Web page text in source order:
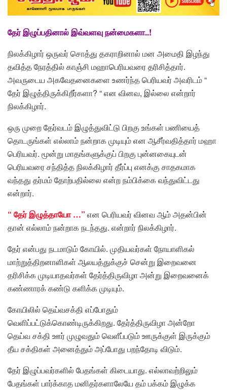
தேர் இழுப்பதினால் இவ்வளவு நன்மைகளா..!
நிலக்கிழார் ஒருவர் சொத்து தகராறினால் மன அமைதி இழந்து
தவித்த நேரத்தில் காஞ்சி மஹாபெரியவரை தரிசித்தார்.
அவருடைய அகவேதனைகளை உணர்ந்த பெரியவர் அவரிடம் “
தேர் இழுத்திருக்கிறீர்களா? “ என வினவ, இல்லை என்றார்
நிலக்கிழார்.
ஒரு முறை தேர்வடம் இழுத்துவிட்டு பிறகு உங்கள் பணியைத்
தொடருங்கள் எல்லாம் நன்றாக முடியும் என ஆசீர்வதித்தார் மஹா
பெரியவர். மூன்று மாதங்களுக்குப் பிறகு புன்னகையுடன்
பெரியவரை சந்தித்த நிலக்கிழார் தீர்ப்பு எனக்கு சாதகமாக
வந்தது தர்மம் தோற்பதில்லை என்ற நம்பிக்கை வந்துவிட்டது
என்றார்.
“ தேர் இழுத்தாயோ …” என பெரியவர் வினவ ஆம் அதன்பின்
தான் எல்லாம் நன்றாக நடந்தது. என்றார் நிலக்கிழார்.
தேர் என்பது நடமாடும் கோயில். முதியவர்கள் நோயாளிகல்
மாற்றுத்திறனாளிகள் ஆலயத்துக்குச் சென்று இறைவனை
தரிசிக்க முடியாதவர்கள் தேர்த்திருவிழா அன்று இறைவனைக்
கண்ணாரக் கண்டு களிக்க முடியும்.
கோயிலில் தெய்வசக்தி எப்போதும்
வெளிப்பட்டுக்கொண்டிருக்கிறது. தேர்த்திருவிழா அன்றோ
தெய்வ சக்தி ஊர் முழுவதும் வெளீப்படும் ஊருக்குள் இருக்கும்
தீய சக்திகள் அனைத்தும் அப்போது பறந்தோடி விடும்.
தேர் இழுப்பவர்களில் பேதங்கள் கிடையாது. எல்லாவற்றிலும்
பேதங்கள் பார்க்காத மனிதர்களாலேயே தம் பக்கம் இழுக்க